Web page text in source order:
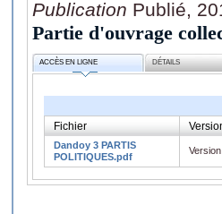
Publication Publié,
Partie d'ouvrage
ACCÈS EN LIGNE DÉTAILS
Fichier
Dandoy 3 PARTIS
POLITIQUES.pdf